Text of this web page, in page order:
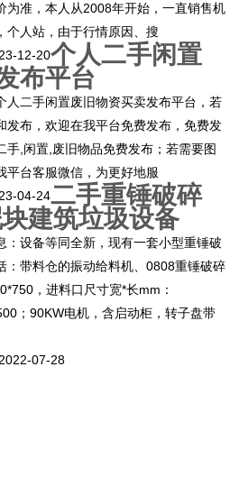
为准，本人从2008年开始，一直销售机
个人站，由于行情原因、搜
12-20个人二手闲置
布平台
人二手闲置废旧物资买卖发布平台，若
发布，欢迎在我平台免费发布，免费发
手,闲置,废旧物品免费发布；若需要图
平台客服微信，为更好地服
04-24二手重锤破碎
建筑垃圾设备
：设备等同全新，现有一套小型重锤破
：带料仓的振动给料机、0808重锤破碎
，进料口尺寸宽*长mm：
；90KW电机，含启动柜，转子盘带
2022-07-28